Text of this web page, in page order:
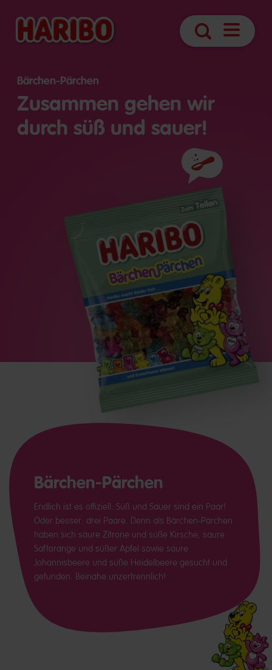
Suche
Bärchen-Pärchen
Zusammen gehen wir
durch süß und sauer!
Zutaten
Bärchen-Pärchen
Endlich ist es offiziell: Süß und Sauer sind ein Paar!
Oder besser: drei Paare. Denn als Bärchen-Pärchen
haben sich saure Zitrone und süße Kirsche, saure
Saftorange und süßer Apfel sowie saure
Johannisbeere und süße Heidelbeere gesucht und
gefunden. Beinahe unzertrennlich!